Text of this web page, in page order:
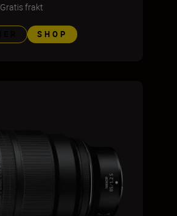
Gratis frakt
SHOP